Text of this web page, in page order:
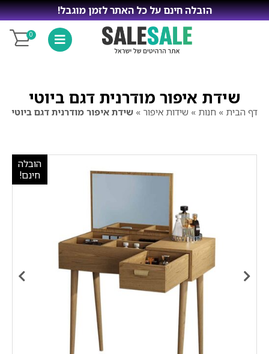
הובלה חינם על כל האתר לזמן מוגבל!
0
שידת איפור מודרנית דגם ביוטי
דף הבית » חנות » שידות איפור » שידת איפור מודרנית דגם ביוטי
הובלה
חינם!